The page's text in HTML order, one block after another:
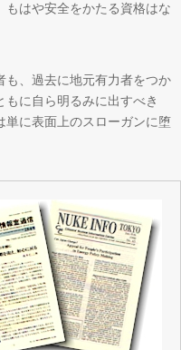
はや安全をかたる資格はな
、過去に地元有力者をつか
に自ら明るみに出すべき
単に表面上のスローガンに堕